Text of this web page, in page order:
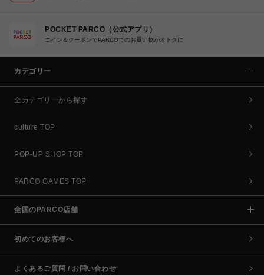
POCKET PARCO（公式アプリ）
コイン＆クーポンでPARCOでのお買い物がオトクに
カテゴリー
全カテゴリーから探す
culture TOP
POP-UP SHOP TOP
PARCO GAMES TOP
全国のPARCO店舗
初めてのお客様へ
よくあるご質問 / お問い合わせ